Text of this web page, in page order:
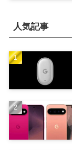
人気記事